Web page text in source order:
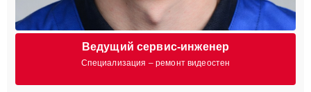
Ведущий сервис-инженер
Специализация – ремонт видеостен